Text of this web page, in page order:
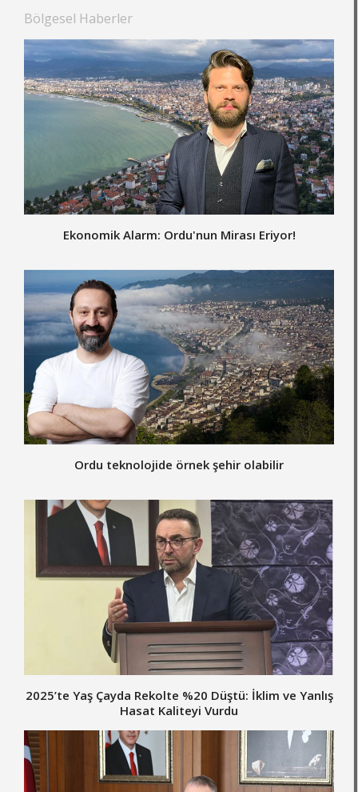
Bölgesel Haberler
Ekonomik Alarm: Ordu'nun Mirası Eriyor!
Ordu teknolojide örnek şehir olabilir
2025’te Yaş Çayda Rekolte %20 Düştü: İklim ve Yanlış
Hasat Kaliteyi Vurdu